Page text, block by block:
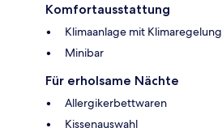
Komfortausstattung
Klimaanlage mit Klimaregelung
Minibar
Für erholsame Nächte
Allergikerbettwaren
Kissenauswahl